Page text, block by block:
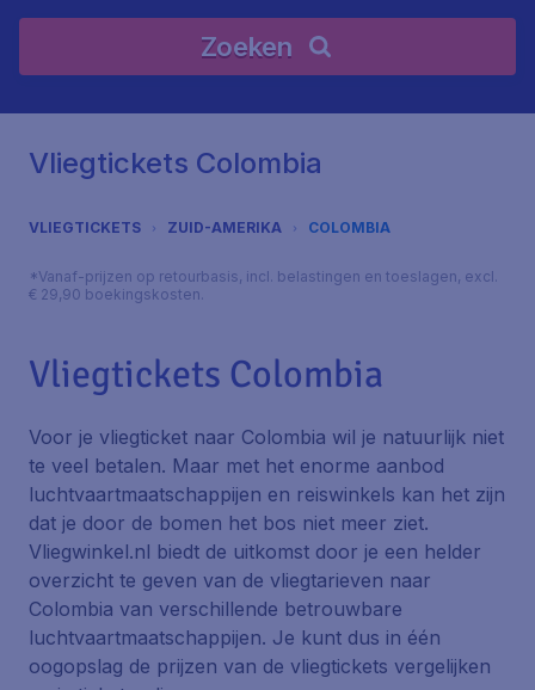
Zoeken
Vliegtickets Colombia
VLIEGTICKETS ZUID-AMERIKA COLOMBIA
*Vanaf-prijzen op retourbasis, incl. belastingen en toeslagen, excl.
€ 29,90 boekingskosten.
Vliegtickets Colombia
Voor je vliegticket naar Colombia wil je natuurlijk niet
te veel betalen. Maar met het enorme aanbod
luchtvaartmaatschappijen en reiswinkels kan het zijn
dat je door de bomen het bos niet meer ziet.
Vliegwinkel.nl biedt de uitkomst door je een helder
overzicht te geven van de vliegtarieven naar
Colombia van verschillende betrouwbare
luchtvaartmaatschappijen. Je kunt dus in één
oogopslag de prijzen van de vliegtickets vergelijken